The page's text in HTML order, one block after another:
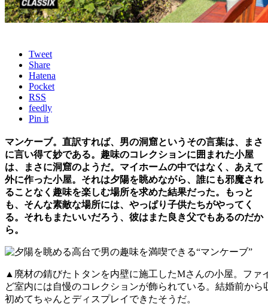
Tweet
Share
Hatena
Pocket
RSS
feedly
Pin it
マンケーブ。直訳すれば、男の洞窟というその言葉は、まさ
に言い得て妙である。趣味のコレクションに囲まれた小屋
は、まさに洞窟のようだ。マイホームの中ではなく、あえて
外に作った小屋。それは夕陽を眺めながら、誰にも邪魔され
ることなく趣味を楽しむ場所を求めた結果だった。もっと
も、そんな素敵な場所には、やっぱり子供たちがやってく
る。それもまたいいだろう、彼はまた良き父でもあるのだか
ら。
▲廃材の錆びたトタンを内壁に施工したMさんの小屋。ファ
ど室内には自慢のコレクションが飾られている。結婚前か
初めてちゃんとディスプレイできたそうだ。